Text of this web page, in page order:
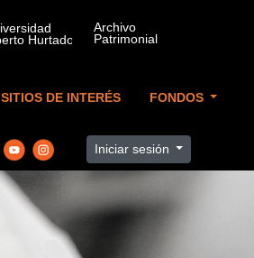
SITIOS DE INTERÉS FONDOS
Iniciar sesión